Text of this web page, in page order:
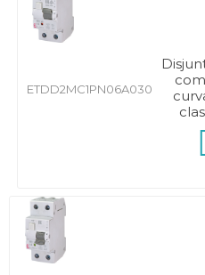
ETDD2MC1PN06A030